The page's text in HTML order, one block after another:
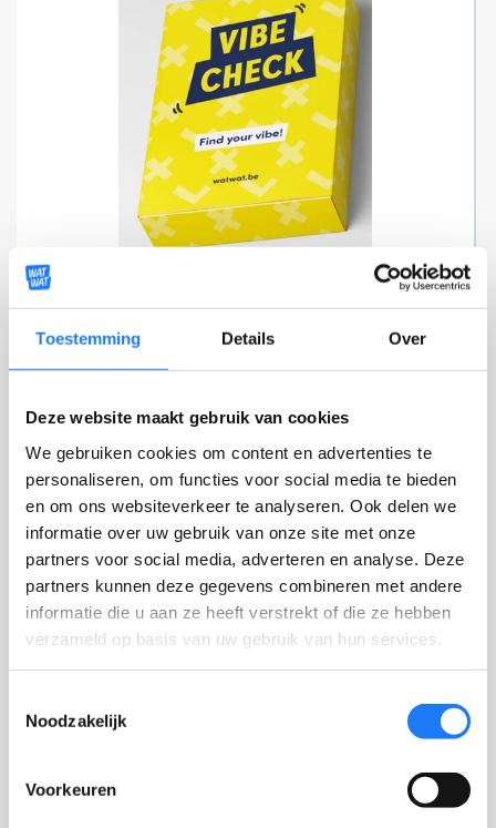
Toestemming Details Over
Deze website maakt gebruik van cookies
We gebruiken cookies om content en advertenties te
personaliseren, om functies voor social media te bieden
en om ons websiteverkeer te analyseren. Ook delen we
informatie over uw gebruik van onze site met onze
partners voor social media, adverteren en analyse. Deze
partners kunnen deze gegevens combineren met andere
informatie die u aan ze heeft verstrekt of die ze hebben
verzameld op basis van uw gebruik van hun services.
Noodzakelijk
Voorkeuren
Vibe Check spel NORMALE PRIJS
NORMALE